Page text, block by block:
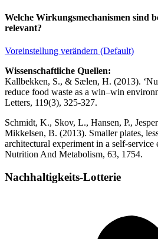
Welche Wirkungsmechanismen sind
relevant?
Voreinstellung verändern (Default)
Wissenschaftliche Quellen:
Kallbekken, S., & Sælen, H. (2013).
reduce food waste as a win–win
Letters, 119(3), 325-327.
Schmidt, K., Skov, L., Hansen, P.,
Mikkelsen, B. (2013). Smaller plates,
architectural experiment in a self-
Nutrition And Metabolism, 63, 1754.
Nachhaltigkeits-Lotterie